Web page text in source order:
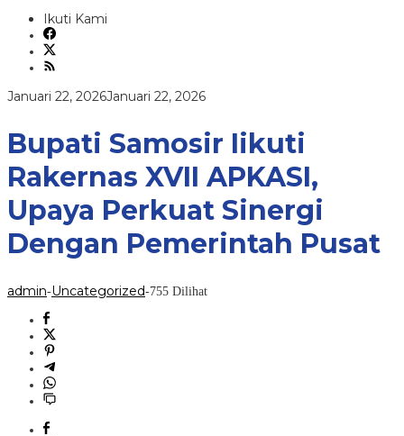
Perkuat
Sinergi
Pemerintah
Pusat
Ikuti Kami
Januari 22, 2026Januari 22, 2026oleh
Bupati Samosir Iikuti
Rakernas XVII APKASI,
Upaya Perkuat Sinergi
Dengan Pemerintah Pusat
admin-Uncategorized-755 Dilihat